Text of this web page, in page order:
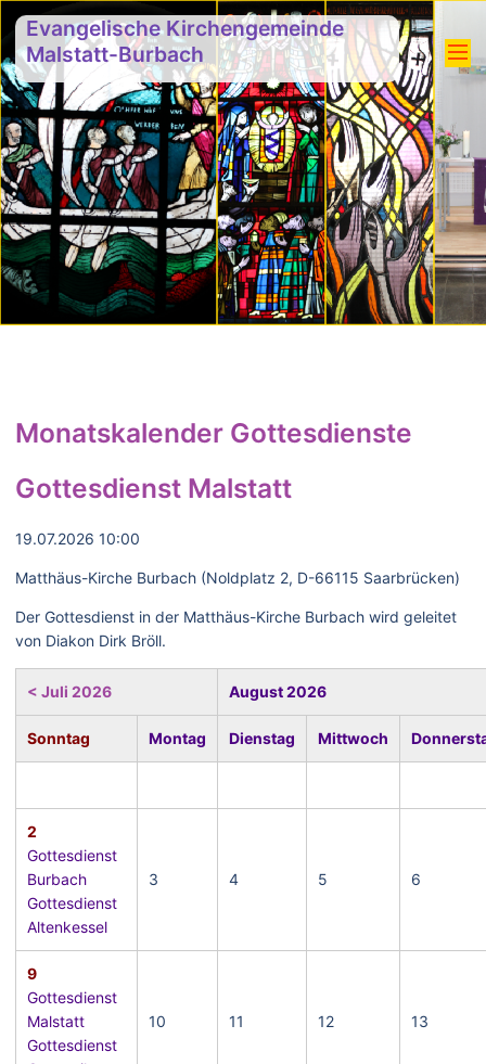
Evangelische Kirchengemeinde
Malstatt-Burbach
Monatskalender Gottesdienste
Gottesdienst Malstatt
19.07.2026 10:00
Matthäus-Kirche Burbach (Noldplatz 2, D-66115 Saarbrücken)
Der Gottesdienst in der Matthäus-Kirche Burbach wird geleitet
von Diakon Dirk Bröll.
< Juli 2026 August 2026
Sonntag Montag Dienstag Mittwoch
2
Gottesdienst
Burbach
Gottesdienst
Altenkessel
3 4 5 6
9
Gottesdienst
Malstatt
Gottesdienst
10 11 12 13